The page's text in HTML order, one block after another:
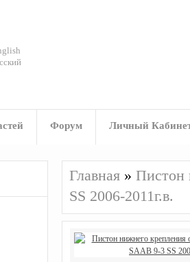
Форум Личный
Главная » Пистон
SS 2006-2011г.в.